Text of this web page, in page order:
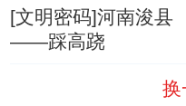
[文明密码]河南浚县
——踩高跷
换